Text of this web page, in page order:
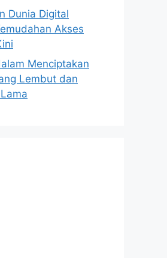
Dunia Digital
Akses
Menciptakan
Lembut dan